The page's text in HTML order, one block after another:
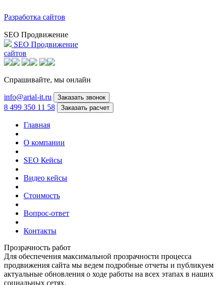
Разработка сайтов
SEO Продвижение
SEO Продвижение
сайтов
Спрашивайте, мы онлайн
info@arial-it.ru Заказать звонок
8 499 350 11 58 Заказать расчет
Главная
О компании
SEO Кейсы
Видео кейсы
Стоимость
Вопрос-ответ
Контакты
Прозрачность работ
Для обеспечения максимальной прозрачности процесса
продвижения сайта мы ведем подробные отчеты и публикуем
актуальные обновления о ходе работы на всех этапах в наших
социальных сетях.